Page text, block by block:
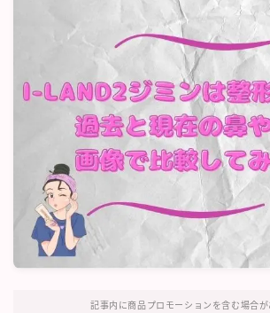
記事内に商品プロモーションを含む場合